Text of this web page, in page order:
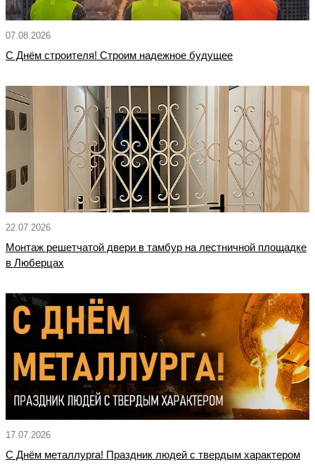
07.08.2026
С Днём строителя! Строим надежное будущее
22.07.2026
Монтаж решетчатой двери в тамбур на лестничной площадке
в Люберцах
17.07.2026
С Днём металлурга! Праздник людей с твердым характером